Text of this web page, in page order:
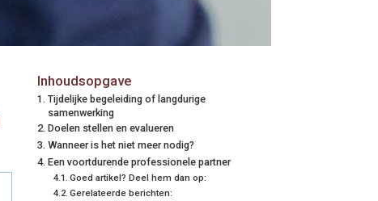
Inhoudsopgave
Tijdelijke begeleiding of langdurige
samenwerking
Doelen stellen en evalueren
Wanneer is het niet meer nodig?
Een voortdurende professionele partner
Goed artikel? Deel hem dan op:
Gerelateerde berichten: